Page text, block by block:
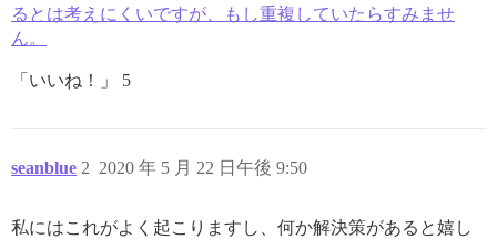
るとは考えにくいですが、もし重複していたらすみませ
ん。
「いいね！」 5
seanblue 2020 年 5 月 22 日午後 9:50
2
私にはこれがよく起こりますし、何か解決策があると嬉し